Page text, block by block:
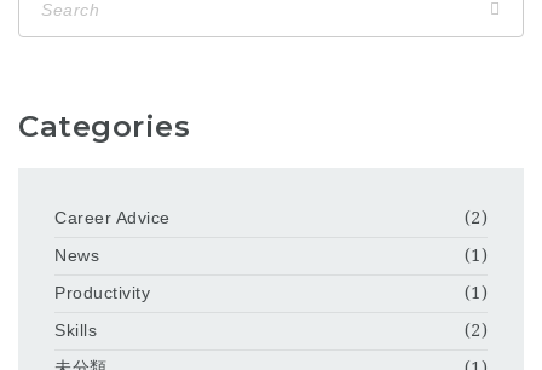
Categories
Career Advice
(2)
News
(1)
Productivity
(1)
Skills
(2)